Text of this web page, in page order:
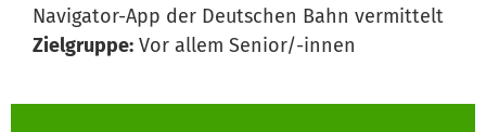
Navigator-App der Deutschen Bahn vermittelt
Zielgruppe: Vor allem Senior/-innen